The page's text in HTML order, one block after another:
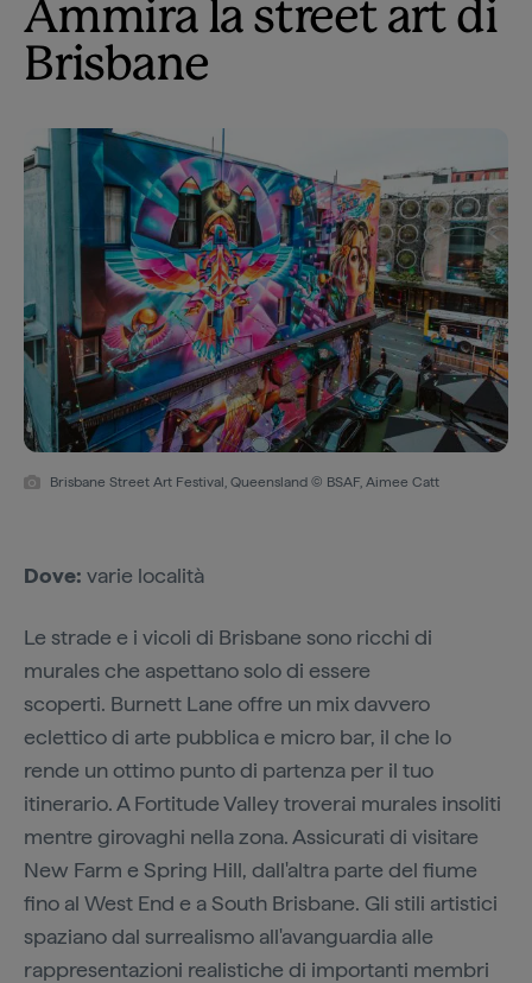
Ammira la street art di
Brisbane
Brisbane Street Art Festival, Queensland © BSAF, Aimee Catt
Dove: varie località
Le strade e i vicoli di Brisbane sono ricchi di
murales che aspettano solo di essere
scoperti. Burnett Lane offre un mix davvero
eclettico di arte pubblica e micro bar, il che lo
rende un ottimo punto di partenza per il tuo
itinerario. A Fortitude Valley troverai murales insoliti
mentre girovaghi nella zona. Assicurati di visitare
New Farm e Spring Hill, dall'altra parte del fiume
fino al West End e a South Brisbane. Gli stili artistici
spaziano dal surrealismo all'avanguardia alle
rappresentazioni realistiche di importanti membri